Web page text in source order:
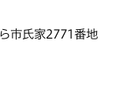
市氏家2771番地